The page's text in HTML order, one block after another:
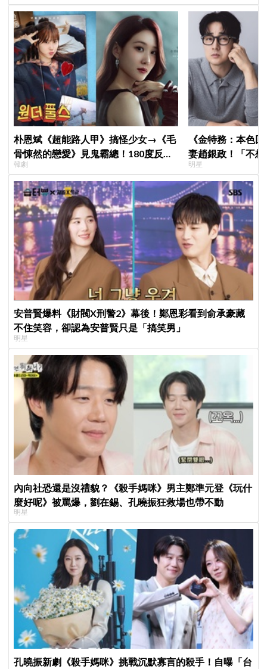
朴恩斌《超能路人甲》搞怪少女→《毛
骨悚然的戀愛》見鬼霸總！180度反差
演技獲讚「信看演員」
韓劇
《金特務：本色
妻趙銀政！「不
一句話展現滿滿
明星
安普賢爆料《財閥X刑警2》幕後！鄭恩彩看到俞承豪藏
不住笑容，卻認為安普賢只是「搞笑男」
明星
內向社恐還是沒禮貌？《殺手媽咪》男主鄭準元登《玩什
麼好呢》被罵爆，劉在錫、孔曉振狂救場也帶不動
明星
孔曉振新劇《殺手媽咪》挑戰沉默寡言的殺手！自曝「台